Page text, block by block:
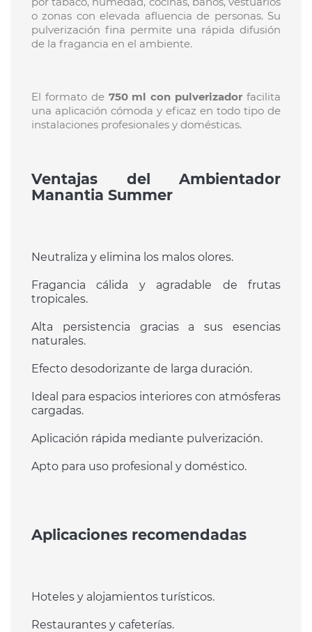
o zonas con elevada afluencia de personas. Su
pulverización fina permite una rápida difusión
de la fragancia en el ambiente.
El formato de 750 ml con pulverizador facilita
una aplicación cómoda y eficaz en todo tipo de
instalaciones profesionales y domésticas.
Ventajas del Ambientador
Manantia Summer
Neutraliza y elimina los malos olores.
Fragancia cálida y agradable de frutas
tropicales.
Alta persistencia gracias a sus esencias
naturales.
Efecto desodorizante de larga duración.
Ideal para espacios interiores con atmósferas
cargadas.
Aplicación rápida mediante pulverización.
Apto para uso profesional y doméstico.
Aplicaciones recomendadas
Hoteles y alojamientos turísticos.
Restaurantes y cafeterías.